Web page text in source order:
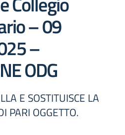
– 09
–
ODG
E SOSTITUISCE LA
PARI OGGETTO.